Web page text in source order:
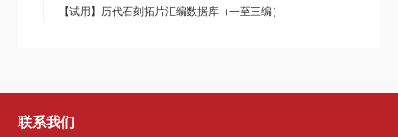
【试用】历代石刻拓片汇编数据库（一至三编）
联系我们